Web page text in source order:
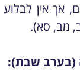
אך אין
מב, סא).
(בערב שבת):